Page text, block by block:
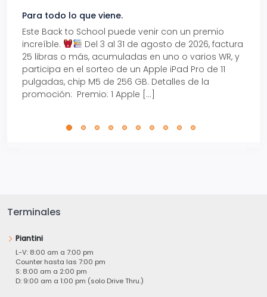
Para todo lo que viene.
Este Back to School puede venir con un premio
increíble.
Del 3 al 31 de agosto de 2026, factura
25 libras o más, acumuladas en uno o varios WR, y
participa en el sorteo de un Apple iPad Pro de 11
pulgadas, chip M5 de 256 GB. Detalles de la
promoción: Premio: 1 Apple […]
Terminales
Piantini
L-V: 8:00 am a 7:00 pm
Counter hasta las 7:00 pm
S: 8:00 am a 2:00 pm
D: 9:00 am a 1:00 pm (solo Drive Thru.)